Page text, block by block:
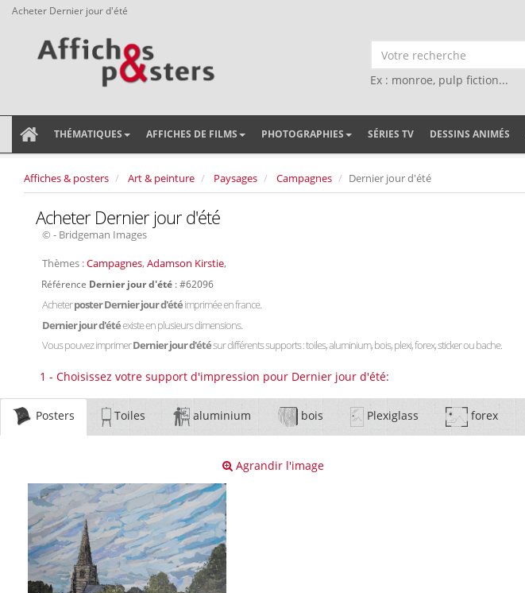
Acheter Dernier jour d'été
Ex : monroe, pulp fiction...
THÉMATIQUES AFFICHES DE FILMS PHOTOGRAPHIES SÉRIES TV DESSINS ANIMÉS
Affiches & posters Art & peinture Paysages Campagnes Dernier jour d'été
Acheter Dernier jour d'été
© - Bridgeman Images
Thèmes :Campagnes, Adamson Kirstie,
Référence Dernier jour d'été : #62096
Acheterposter Dernier jour d'étéimprimée en france.
Dernier jour d'étéexiste en plusieurs dimensions.
Vous pouvez imprimerDernier jour d'étésur différents supports : toiles, aluminium, bois, plexi, forex, sticker ou bache.
1 - Choisissez votre support d'impression pour Dernier jour d'été:
Posters Toiles aluminium bois Plexiglass forex
Agrandir l'image